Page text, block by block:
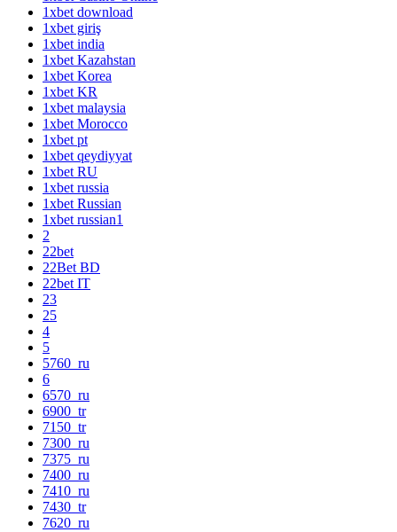
1xbet download
1xbet giriş
1xbet india
1xbet Kazahstan
1xbet Korea
1xbet KR
1xbet malaysia
1xbet Morocco
1xbet pt
1xbet qeydiyyat
1xbet RU
1xbet russia
1xbet Russian
1xbet russian1
2
22bet
22Bet BD
22bet IT
23
25
4
5
5760_ru
6
6570_ru
6900_tr
7150_tr
7300_ru
7375_ru
7400_ru
7410_ru
7430_tr
7620_ru